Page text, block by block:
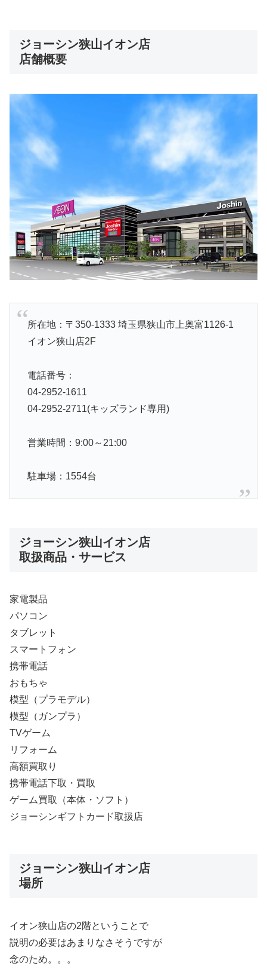
ジョーシン狭山イオン店
店舗概要
所在地：〒350-1333 埼玉県狭山市上奥富1126-1
イオン狭山店2F
電話番号：
04-2952-1611
04-2952-2711(キッズランド専用)
営業時間：9:00～21:00
駐車場：1554台
ジョーシン狭山イオン店
取扱商品・サービス
家電製品
パソコン
タブレット
スマートフォン
携帯電話
おもちゃ
模型（プラモデル）
模型（ガンプラ）
TVゲーム
リフォーム
高額買取り
携帯電話下取・買取
ゲーム買取（本体・ソフト）
ジョーシンギフトカード取扱店
ジョーシン狭山イオン店
場所
イオン狭山店の2階ということで
説明の必要はあまりなさそうですが
念のため。。。